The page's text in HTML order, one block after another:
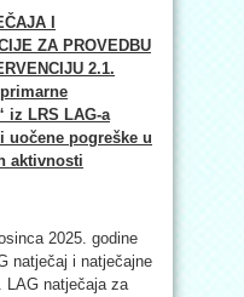
I
ZA PROVEDBU
2.1.
iz LRS LAG-a
uočene pogreške u
aktivnosti
2025. godine
natječaj i natječajne
LAG natječaja za